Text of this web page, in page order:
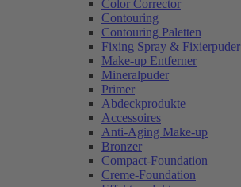
Color Corrector
Contouring
Contouring Paletten
Fixing Spray & Fixierpuder
Make-up Entferner
Mineralpuder
Primer
Abdeckprodukte
Accessoires
Anti-Aging Make-up
Bronzer
Compact-Foundation
Creme-Foundation